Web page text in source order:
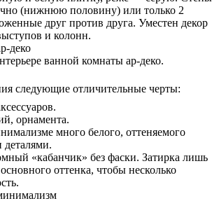
(нижнюю половину) или только 2
друг против друга. Уместен декор
и колонн.
ванной комнаты ар-деко.
следующие отличительные черты:
орнамента.
много белого, оттеняемого
«кабанчик» без фаски. Затирка лишь
оттенка, чтобы несколько